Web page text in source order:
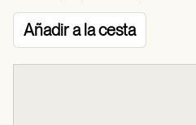
Añadir a la cesta